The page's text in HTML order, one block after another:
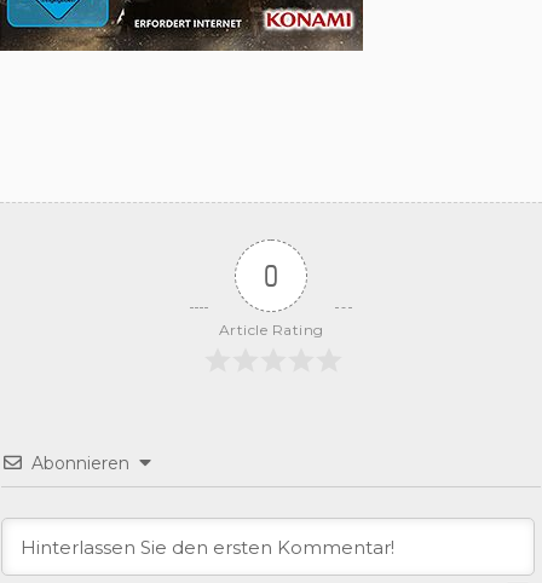
0
Article Rating
Abonnieren